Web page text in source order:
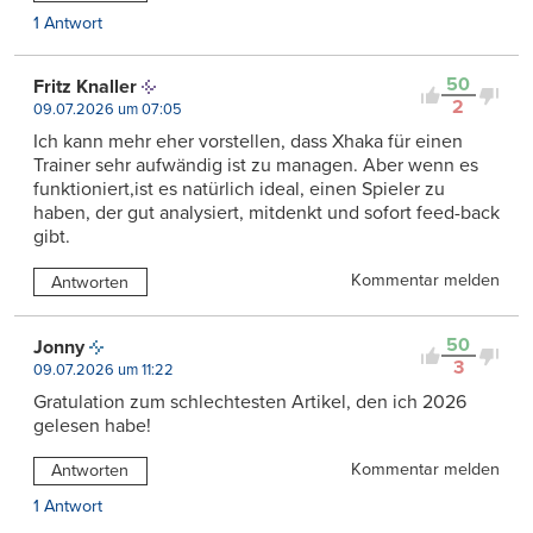
1 Antwort
50
2
Fritz Knaller
09.07.2026 um 07:05
Ich kann mehr eher vorstellen, dass Xhaka für einen
Trainer sehr aufwändig ist zu managen. Aber wenn es
funktioniert,ist es natürlich ideal, einen Spieler zu
haben, der gut analysiert, mitdenkt und sofort feed-back
gibt.
Antworten Kommentar melden
50
3
Jonny
09.07.2026 um 11:22
Gratulation zum schlechtesten Artikel, den ich 2026
gelesen habe!
Antworten
Kommentar melden
1 Antwort